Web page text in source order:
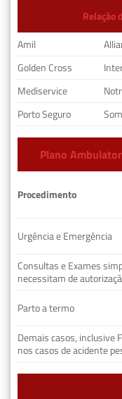
Relação
Amil
Golden Cross
Mediservice
Porto Seguro
Plano
Procedimento
Urgência e Emergência
Consultas e Exames
necessitam de
Parto a termo
Demais casos, inclusive
nos casos de acidente